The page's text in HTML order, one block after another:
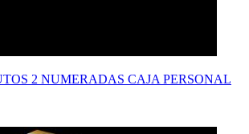
2 NUMERADAS CAJA PERSONAL